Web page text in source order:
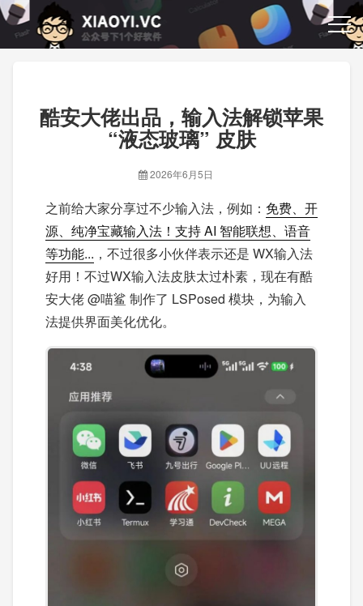
酷安大佬出品，输入法解锁苹果
“液态玻璃” 皮肤
2026年6月5日
之前给大家分享过不少输入法，例如： 免费、开
源、纯净宝藏输入法！支持 AI 智能联想、语音
等功能... ，不过很多小伙伴表示还是 WX输入法
好用！不过WX输入法皮肤太过朴素，现在有酷
安大佬 @喵鲨 制作了 LSPosed 模块，为输入
法提供界面美化优化。